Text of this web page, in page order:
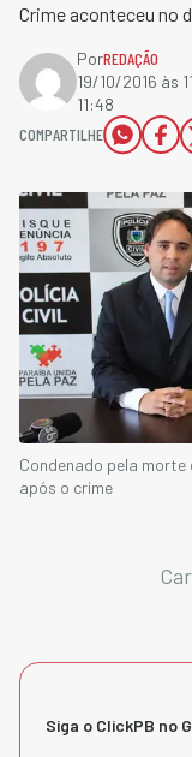
Crime aconteceu no
PorREDAÇÃO
19/10/2016 às
11:48
COMPARTILHE
Condenado pela morte
após o crime
Siga o ClickPB no